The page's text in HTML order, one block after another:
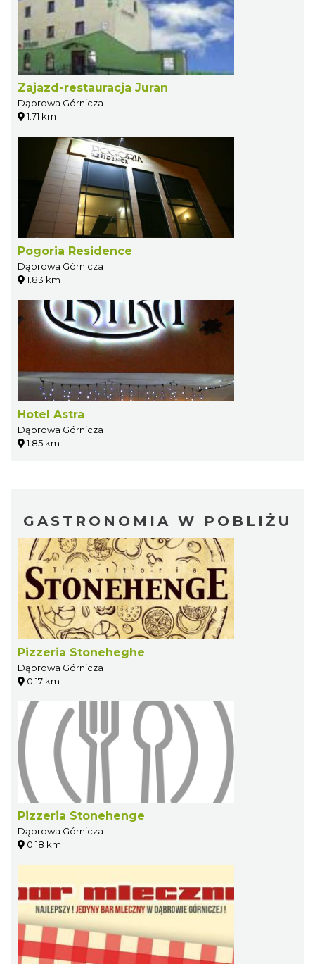
Zajazd-restauracja Juran
Dąbrowa Górnicza
1.71 km
Pogoria Residence
Dąbrowa Górnicza
1.83 km
Hotel Astra
Dąbrowa Górnicza
1.85 km
GASTRONOMIA W POBLIŻU
Pizzeria Stoneheghe
Dąbrowa Górnicza
0.17 km
Pizzeria Stonehenge
Dąbrowa Górnicza
0.18 km